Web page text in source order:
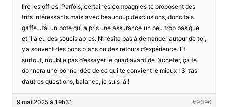
lire les offres. Parfois, certaines compagnies te proposent des
trifs intéressants mais avec beaucoup d’exclusions, donc fais
gaffe. J’ai un pote qui a pris une assurance un peu trop basique
et il a eu des soucis apres. N’hésite pas à demander autour de toi,
y’a souvent des bons plans ou des retours d’expérience. Et
surtout, n’oublie pas d’essayer le quad avant de l’acheter, ça te
donnera une bonne idée de ce qui te convient le mieux ! Si t’as
d’autres questions, balance, je suis là !
9 mai 2025 à 19h31 #9096